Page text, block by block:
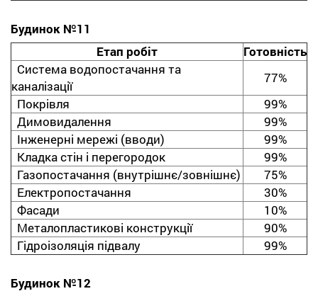
Будинок №11
Етап робіт
Готовність
Система водопостачання та
каналізації
77%
Покрівля
99%
Димовидалення
99%
Інженерні мережі (вводи)
99%
Кладка стін і перегородок
99%
Газопостачання (внутрішнє/зовнішнє)
75%
Електропостачання
30%
Фасади
10%
Металопластикові конструкції
90%
Гідроізоляція підвалу
99%
Будинок №12